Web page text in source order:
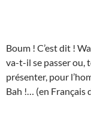
Boum ! C’est dit !
va-t-il se passer ou,
présenter, pour
Bah !… (en Français